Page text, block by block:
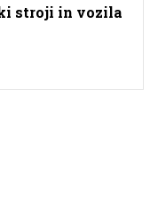
stroji in vozila